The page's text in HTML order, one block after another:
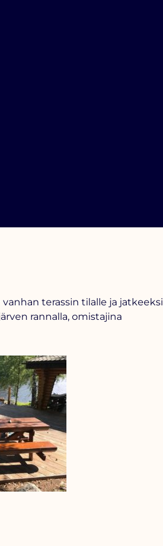
terassin tilalle ja jatkeeksi
rannalla, omistajina